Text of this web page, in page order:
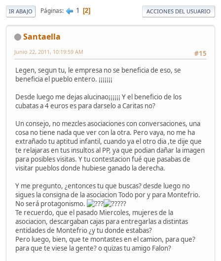
IR ABAJO Páginas 1 2 ACCIONES DEL USUARIO
Santaella
#15
Junio 22, 2011, 10:19:59 AM
Legen, segun tu, le empresa no se beneficia de eso, se
beneficia el pueblo entero. ¡¡¡¡¡¡¡
Desde luego me dejas alucinao¡¡¡¡¡¡ Y el beneficio de los
cubatas a 4 euros es para darselo a Caritas no?
Un consejo, no mezcles asociaciones con conversaciones, una
cosa no tiene nada que ver con la otra. Pero vaya, no me ha
extrañado tu aptitud infantil, cuando ya el otro dia ,te dije que
te relajaras en tus insultos al PP, ya que podian dañar la imagen
para posibles visitas. Y tu contestacion fué que pasabas de
visitar pueblos donde hubiese ganado la derecha.
Y me pregunto, ¿entonces tu que buscas? desde luego no
sigues la consigna de la asociacion Todo por y para Montefrio.
No será protagonismo.
??
Te recuerdo, que el pasado Miercoles, mujeres de la
asociacion, descargaban cajas para entregarlas a distintas
entidades de Montefrio ¿y tu donde estabas?
Pero luego, bien, que te montastes en el camion, para que?
para que te viese la gente? o quizas tu amigo Falon?